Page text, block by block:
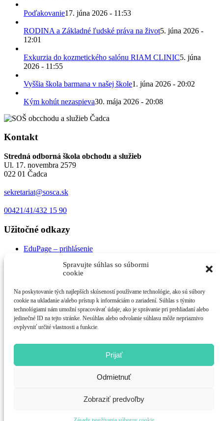
Spravujte súhlas so súbormi
cookie
Na poskytovanie tých najlepších skúseností používame technológie, ako sú súbory
cookie na ukladanie a/alebo prístup k informáciám o zariadení. Súhlas s týmito
technológiami nám umožní spracovávať údaje, ako je správanie pri prehliadaní alebo
jedinečné ID na tejto stránke. Nesúhlas alebo odvolanie súhlasu môže nepriaznivo
ovplyvniť určité vlastnosti a funkcie.
Prijať
Odmietnuť
Zobraziť predvoľby
Poďakovanie17. júna 2026 - 11:53
RODINA a Základné ľudské práva na život5. júna 2026 -
12:01
Exkurzia do kozmetického salónu RIAM CLINIC5. júna
2026 - 11:55
Vyššia škola barmana v našej škole1. júna 2026 - 20:02
Kým kohút nezaspieva30. mája 2026 - 20:08
Kontakt
Stredná odborná škola obchodu a služieb
Ul. 17. novembra 2579
022 01 Čadca
sekretariat@sosca.sk
00421/41/432 15 90
Užitočné odkazy
EduPage – prihlásenie
Duálne vzdelávanie
Školský vzdelávací program
Média o NÁS
Ocenenie školy verejnosťou
Spoločenská zodpovednosť
Odborné exkurzie a školenia
Súťaže
Sledujte nás
facebook
www.webovagrafika.sk, www.virtualne-prehliadky.com